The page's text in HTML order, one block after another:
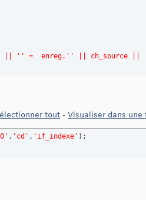
|| ' ' =  enreg.' ' || ch_source ||
tout - Visualiser dans
, 'cd' , 'if_indexe' ) ;